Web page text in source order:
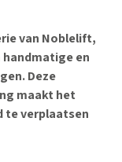
van Noblelift,
en
Deze
maakt het
verplaatsen